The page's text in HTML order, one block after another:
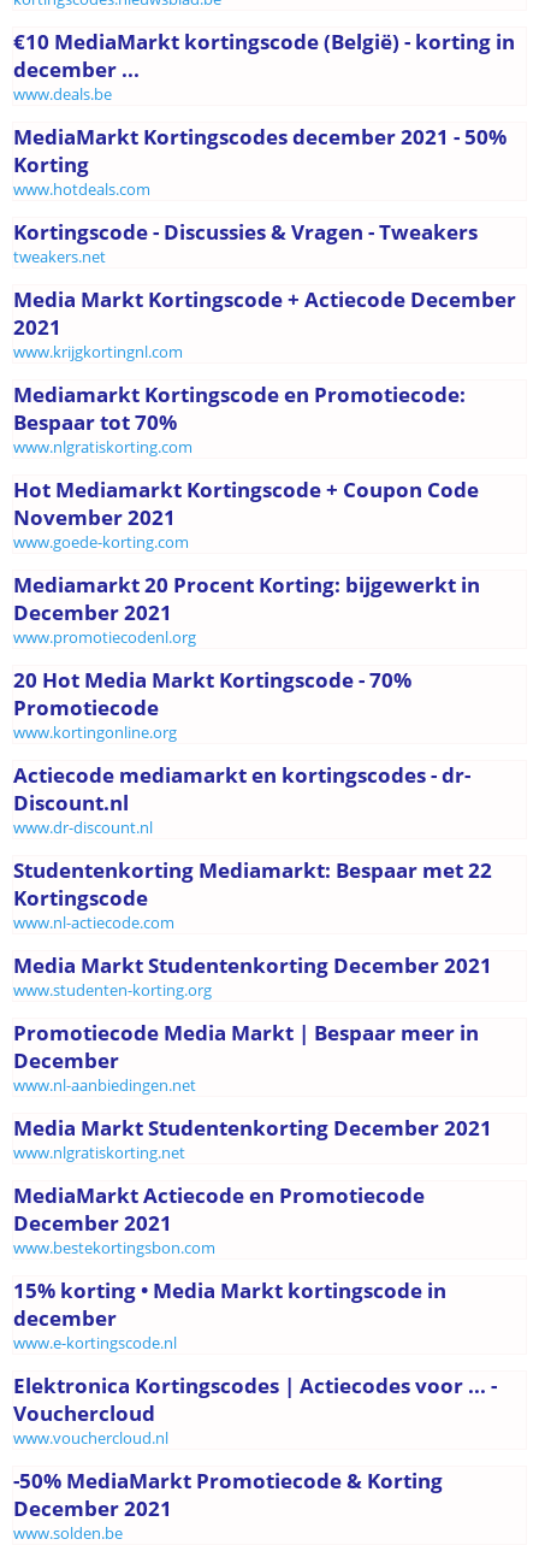
€10 MediaMarkt kortingscode (België) - korting in
december ...
www.deals.be
MediaMarkt Kortingscodes december 2021 - 50%
Korting
www.hotdeals.com
Kortingscode - Discussies & Vragen - Tweakers
tweakers.net
Media Markt Kortingscode + Actiecode December
2021
www.krijgkortingnl.com
Mediamarkt Kortingscode en Promotiecode:
Bespaar tot 70%
www.nlgratiskorting.com
Hot Mediamarkt Kortingscode + Coupon Code
November 2021
www.goede-korting.com
Mediamarkt 20 Procent Korting: bijgewerkt in
December 2021
www.promotiecodenl.org
20 Hot Media Markt Kortingscode - 70%
Promotiecode
www.kortingonline.org
Actiecode mediamarkt en kortingscodes - dr-
Discount.nl
www.dr-discount.nl
Studentenkorting Mediamarkt: Bespaar met 22
Kortingscode
www.nl-actiecode.com
Media Markt Studentenkorting December 2021
www.studenten-korting.org
Promotiecode Media Markt | Bespaar meer in
December
www.nl-aanbiedingen.net
Media Markt Studentenkorting December 2021
www.nlgratiskorting.net
MediaMarkt Actiecode en Promotiecode
December 2021
www.bestekortingsbon.com
15% korting • Media Markt kortingscode in
december
www.e-kortingscode.nl
Elektronica Kortingscodes | Actiecodes voor ... -
Vouchercloud
www.vouchercloud.nl
-50% MediaMarkt Promotiecode & Korting
December 2021
www.solden.be